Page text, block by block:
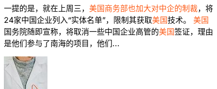
一提的是，就在上周三， 美国商务部也加大对中企的制裁，将
24家中国企业列入“实体名单”，限制其获取美国技术。 美国
国务院随即宣称，将取消一些中国企业高管的美国签证，理由
是他们参与了南海的项目，他们...